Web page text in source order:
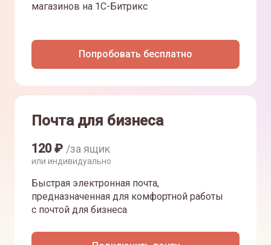
магазинов на 1С-Битрикс
Попробовать бесплатно
Почта для бизнеса
120₽ /за ящик
или индивидуально
Быстрая электронная почта,
предназначенная для комфортной работы
с почтой для бизнеса